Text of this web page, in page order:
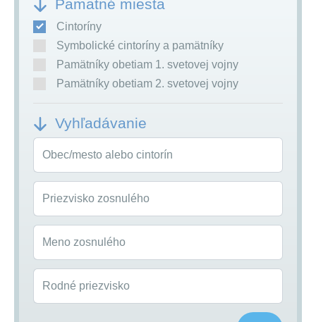
Pamätné miesta
Cintoríny
Symbolické cintoríny a pamätníky
Pamätníky obetiam 1. svetovej vojny
Pamätníky obetiam 2. svetovej vojny
Vyhľadávanie
Obec/mesto alebo cintorín
Priezvisko zosnulého
Meno zosnulého
Rodné priezvisko